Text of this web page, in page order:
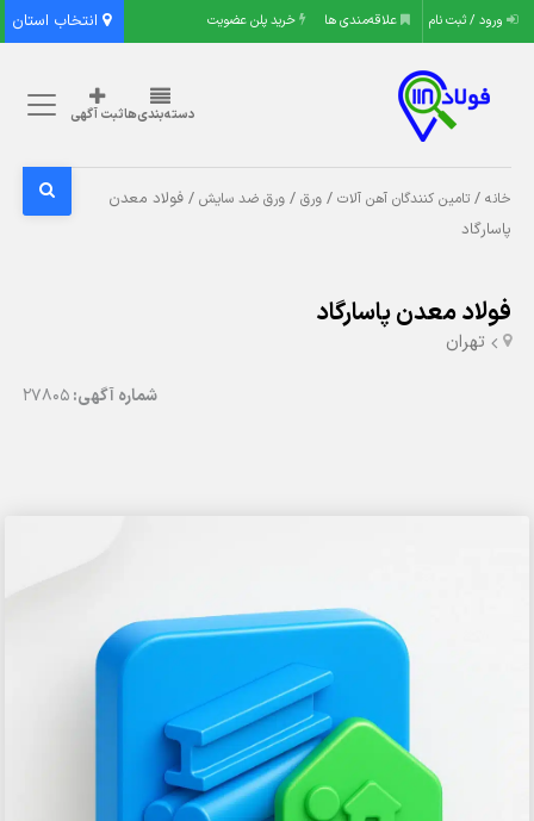
انتخاب استان ورود / ثبت نام علاقه‌مندی ها خرید پلن عضویت
دسته‌بندی‌هاثبت آگهی
خانه /تامین کنندگان آهن آلات /ورق /ورق ضد سایش / فولاد معدن
پاسارگاد
فولاد معدن پاسارگاد
تهران
شماره آگهی:27805